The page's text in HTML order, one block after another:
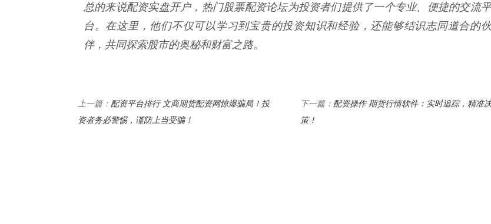
总的来说配资实盘开户，热门股票配资论坛为投资者们提供了一个专业、便捷的交流平
台。在这里，他们不仅可以学习到宝贵的投资知识和经验，还能够结识志同道合的伙
伴，共同探索股市的奥秘和财富之路。
上一篇： 配资平台排行 文商期货配资网惊爆骗局！投
资者务必警惕，谨防上当受骗！
下一篇： 配资操作 期货行情软件：实时追踪，精准
策！